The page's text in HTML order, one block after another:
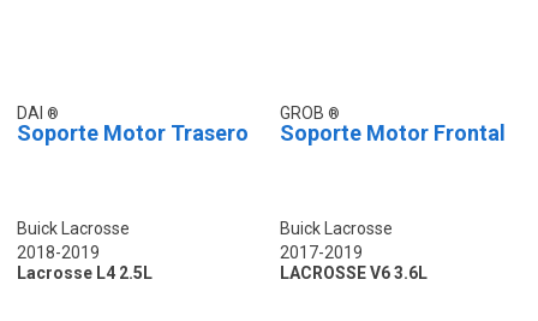
DAI
Soporte Motor Trasero
Buick Lacrosse
2018-2019
Lacrosse L4 2.5L
GROB
Soporte Motor Frontal
Buick Lacrosse
2017-2019
LACROSSE V6 3.6L